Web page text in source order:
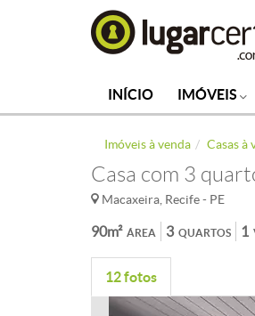
INÍCIO IMÓVEIS
Imóveis à venda Casas à
Casa com 3
Macaxeira, Recife - PE
ÁREA
90m² QUARTOS
3 1
12 fotos